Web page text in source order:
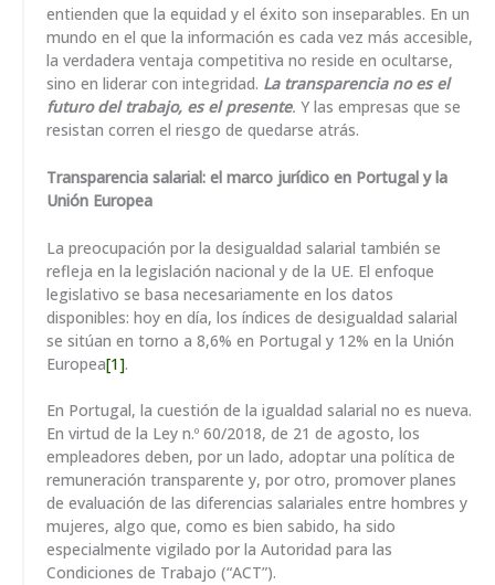
entienden que la equidad y el éxito son inseparables. En un
mundo en el que la información es cada vez más accesible,
la verdadera ventaja competitiva no reside en ocultarse,
sino en liderar con integridad. La transparencia no es el
futuro del trabajo, es el presente. Y las empresas que se
resistan corren el riesgo de quedarse atrás.
Transparencia salarial: el marco jurídico en Portugal y la
Unión Europea
La preocupación por la desigualdad salarial también se
refleja en la legislación nacional y de la UE. El enfoque
legislativo se basa necesariamente en los datos
disponibles: hoy en día, los índices de desigualdad salarial
se sitúan en torno a 8,6% en Portugal y 12% en la Unión
Europea[1].
En Portugal, la cuestión de la igualdad salarial no es nueva.
En virtud de la Ley n.º 60/2018, de 21 de agosto, los
empleadores deben, por un lado, adoptar una política de
remuneración transparente y, por otro, promover planes
de evaluación de las diferencias salariales entre hombres y
mujeres, algo que, como es bien sabido, ha sido
especialmente vigilado por la Autoridad para las
Condiciones de Trabajo (“ACT”).